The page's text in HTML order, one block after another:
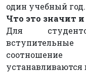
один учебный год.
Что это значит и
Для